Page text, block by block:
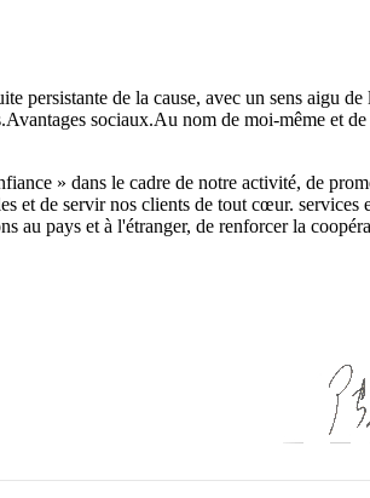
persistante de la cause, avec un sens aigu
sociaux.Au nom de moi-même et
» dans le cadre de notre activité, de
et de servir nos clients de tout cœur. services
au pays et à l'étranger, de renforcer la